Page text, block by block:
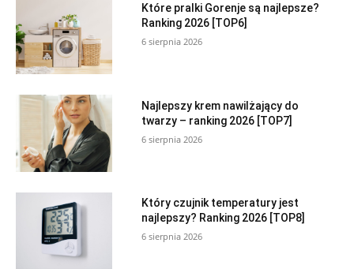
Które pralki Gorenje są najlepsze?
Ranking 2026 [TOP6]
6 sierpnia 2026
Najlepszy krem nawilżający do
twarzy – ranking 2026 [TOP7]
6 sierpnia 2026
Który czujnik temperatury jest
najlepszy? Ranking 2026 [TOP8]
6 sierpnia 2026